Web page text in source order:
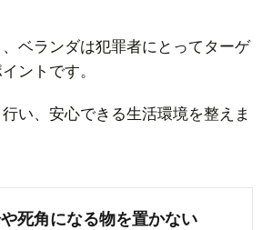
ベランダは犯罪者にとってターゲ
ントです。
い、安心できる生活環境を整えま
死角になる物を置かない